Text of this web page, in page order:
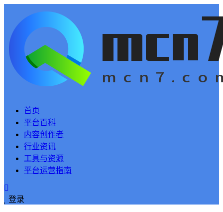
首页
平台百科
内容创作者
行业资讯
工具与资源
平台运营指南
登录